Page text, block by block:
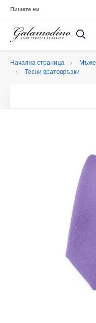
Пишете ни
Начална страница Мъже
Тесни вратовръзки